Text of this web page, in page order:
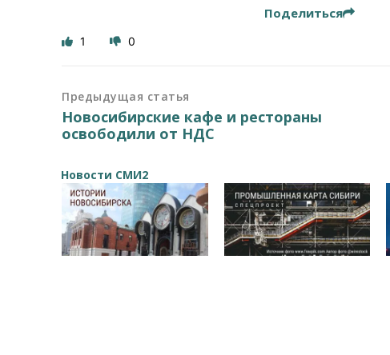
Поделиться
1 0
Предыдущая статья
Новосибирские кафе и рестораны
освободили от НДС
Новости СМИ2